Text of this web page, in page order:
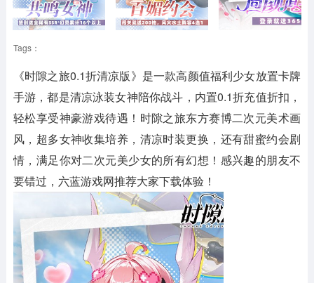
Tags：
《时隙之旅0.1折清凉版》 是一款高颜值福利少女放置卡牌
手游，都是清凉泳装女神陪你战斗，内置0.1折充值折扣，
轻松享受神豪游戏待遇！时隙之旅东方赛博二次元美术画
风，超多女神收集培养，清凉时装更换，还有甜蜜约会剧
情，满足你对二次元美少女的所有幻想！感兴趣的朋友不
要错过，六蓝游戏网推荐大家下载体验！